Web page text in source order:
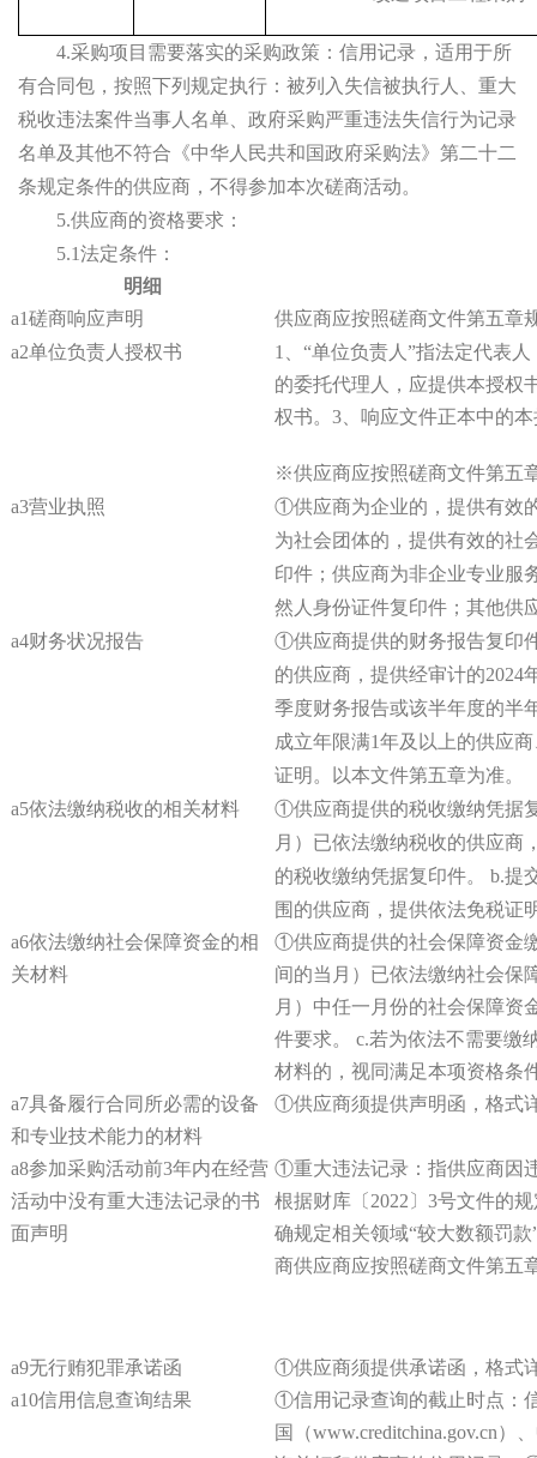
4.采购项目需要落实的采购政策：信用记录，适用于所
有合同包，按照下列规定执行：被列入失信被执行人、重大
税收违法案件当事人名单、政府采购严重违法失信行为记录
名单及其他不符合《中华人民共和国政府采购法》第二十二
条规定条件的供应商，不得参加本次磋商活动。
5.供应商的资格要求：
5.1法定条件：
明细
a1磋商响应声明
供应商应按照磋商文件第五章
a2单位负责人授权书
1、 “单位负责人”指法定代表
的委托代理人，应提供本授权
权书。3、响应文件正本中的
※供应商应按照磋商文件第五
a3营业执照
①供应商为企业的，提供有效
为社会团体的，提供有效的社
印件；供应商为非企业专业服
然人身份证件复印件；其他供
a4财务状况报告
①供应商提供的财务报告复印
的供应商，提供经审计的2024
季度财务报告或该半年度的半
成立年限满1年及以上的供应
证明。
以本文件第五章为准。
a5依法缴纳税收的相关材料
①供应商提供的税收缴纳凭据
月）已依法缴纳税收的供应商
的税收缴纳凭据复印件。 b.提
围的供应商，提供依法免税证
a6依法缴纳社会保障资金的相
关材料
①供应商提供的社会保障资金
间的当月）已依法缴纳社会保
月）中任一月份的社会保障资
件要求。 c.若为依法不需要缴
材料的，视同满足本项资格条
a7具备履行合同所必需的设备
和专业技术能力的材料
①供应商须提供声明函，格式
a8参加采购活动前3年内在经营
活动中没有重大违法记录的书
面声明
①重大违法记录：指供应商因
根据财库〔2022〕3号文件的
确规定相关领域“较大数额罚
商供应商应按照磋商文件第五
a9无行贿犯罪承诺函
①供应商须提供承诺函，格式
a10信用信息查询结果
①信用记录查询的截止时点：
国（www.creditchina.gov.cn